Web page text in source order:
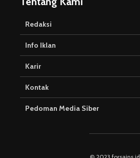
Redaksi
Info Iklan
Karir
Kontak
Pedoman Media Siber